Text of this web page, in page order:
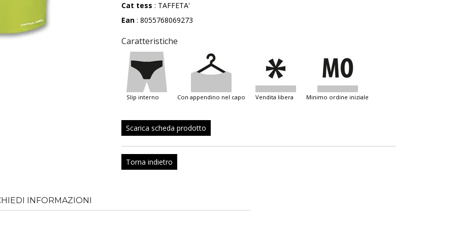
Cat tess : TAFFETA'
Ean : 8055768069273
Caratteristiche
slip interno con appendino nel capo vendita libera minimo ordine iniziale
Scarica scheda prodotto
Torna indietro
INFORMAZIONI